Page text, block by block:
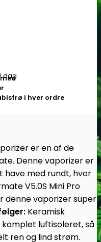
dag
med
i hver ordre
er en af de
Denne vaporizer er
have med rundt, hvor
V5.0S Mini Pro
denne vaporizer super
Keramisk
luftisoleret, så
ren og lind strøm.